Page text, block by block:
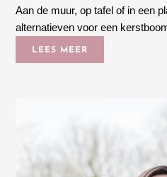
Aan de muur, op tafel of in een
alternatieven voor een
LEES MEER